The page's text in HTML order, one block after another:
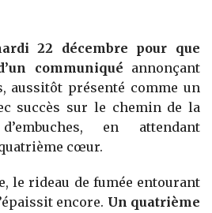
22 décembre pour que
communiqué annonçant
aussitôt présenté comme un
succès sur le chemin de la
en attendant
cœur.
le rideau de fumée entourant
encore. Un quatrième